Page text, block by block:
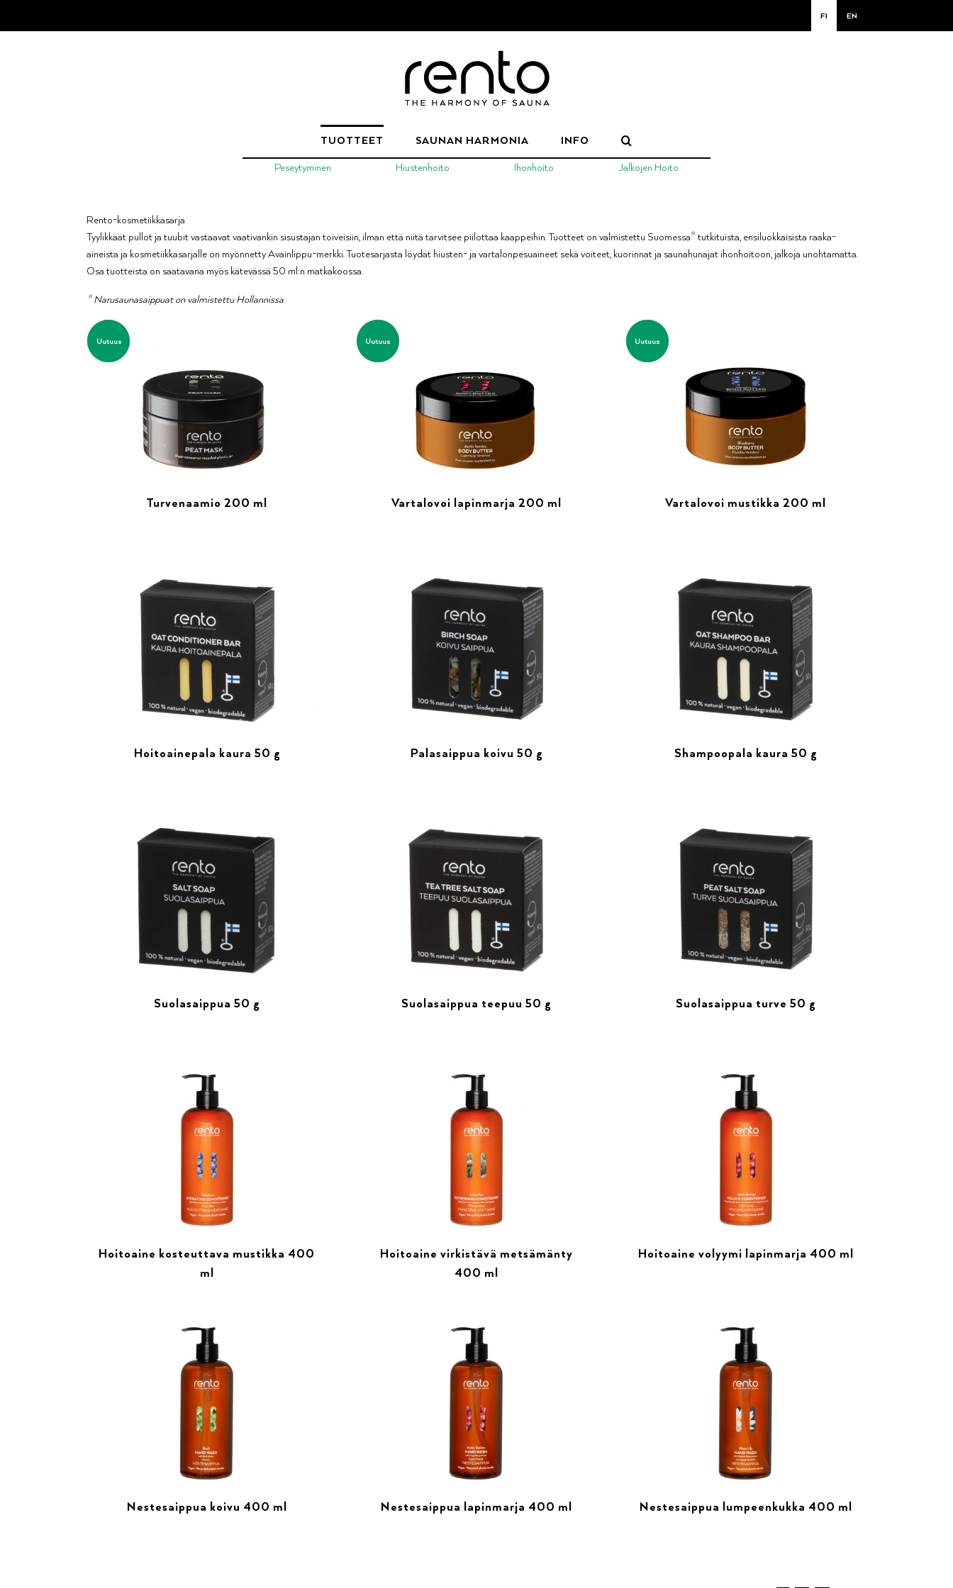
FI EN
TUOTTEET SAUNAN HARMONIA INFO
Peseytyminen Hiustenhoito Ihonhoito Jalkojen Hoito
Rento-kosmetiikkasarja
Tyylikkäät pullot ja tuubit vastaavat vaativankin sisustajan toiveisiin, ilman että niitä tarvitsee piilottaa kaappeihin. Tuotteet on valmistettu Suomessa* tutkituista, ensiluokkaisista raaka-
aineista ja kosmetiikkasarjalle on myönnetty Avainlippu-merkki. Tuotesarjasta löydät hiusten- ja vartalonpesuaineet sekä voiteet, kuorinnat ja saunahunajat ihonhoitoon, jalkoja unohtamatta.
Osa tuotteista on saatavana myös kätevässä 50 ml:n matkakoossa.
* Narusaunasaippuat on valmistettu Hollannissa
Uutuus
Turvenaamio 200 ml
Uutuus
Vartalovoi lapinmarja 200 ml
Uutuus
Vartalovoi mustikka 200 ml
Hoitoainepala kaura 50 g Palasaippua koivu 50 g Shampoopala kaura 50 g
Suolasaippua 50 g Suolasaippua teepuu 50 g Suolasaippua turve 50 g
Hoitoaine kosteuttava mustikka 400
ml
Hoitoaine virkistävä metsämänty
400 ml
Hoitoaine volyymi lapinmarja 400 ml
Nestesaippua koivu 400 ml Nestesaippua lapinmarja 400 ml Nestesaippua lumpeenkukka 400 ml